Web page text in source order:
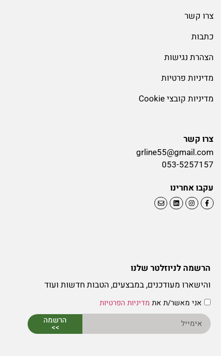
צרו קשר
כתבות
הצהרת נגישות
מדיניות פרטיות
מדיניות קובצי Cookie
צרו קשר
grline55@gmail.com
053-5257157
עקבו אחרינו
הרשמה לניוזלטר שלנו
והישארו מעודכנים, במבצעים, הטבות חדשות ועוד
אני מאשר/ת את מדיניות הפרטיות
הרשמה
>>